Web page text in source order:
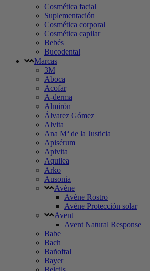
Cosmética facial
Suplementación
Cosmética corporal
Cosmética capilar
Bebés
Bucodental
Marcas
3M
Aboca
Acofar
A-derma
Almirón
Álvarez Gómez
Alvita
Ana Mª de la Justicia
Apisérum
Apivita
Aquilea
Arko
Ausonia
Avène
Avène Rostro
Avéne Protección solar
Avent
Avent Natural Response
Babe
Bach
Bañoftal
Bayer